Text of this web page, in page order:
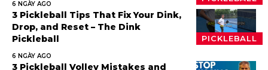
6 NGÀY AGO
PICKLEBALL
3 Pickleball Tips That Fix Your Dink,
Drop, and Reset – The Dink
Pickleball
6 NGÀY AGO
3 Pickleball Volley Mistakes and